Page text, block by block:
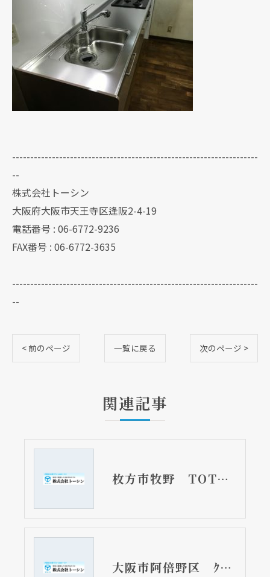
--------------------------------------------------------------------
--
株式会社トーシン
大阪府大阪市天王寺区逢阪2-4-19
電話番号 : 06-6772-9236
FAX番号 : 06-6772-3635
--------------------------------------------------------------------
--
< 前のページ 一覧に戻る 次のページ >
関連記事
枚方市牧野 TOTOサザナ LIXILトイレ アメージュ 洗面台 リフォーム
大阪市阿倍野区 ｸﾘﾅｯﾌﾟラクエラ 上にも下にも収納 キッチンリフォーム